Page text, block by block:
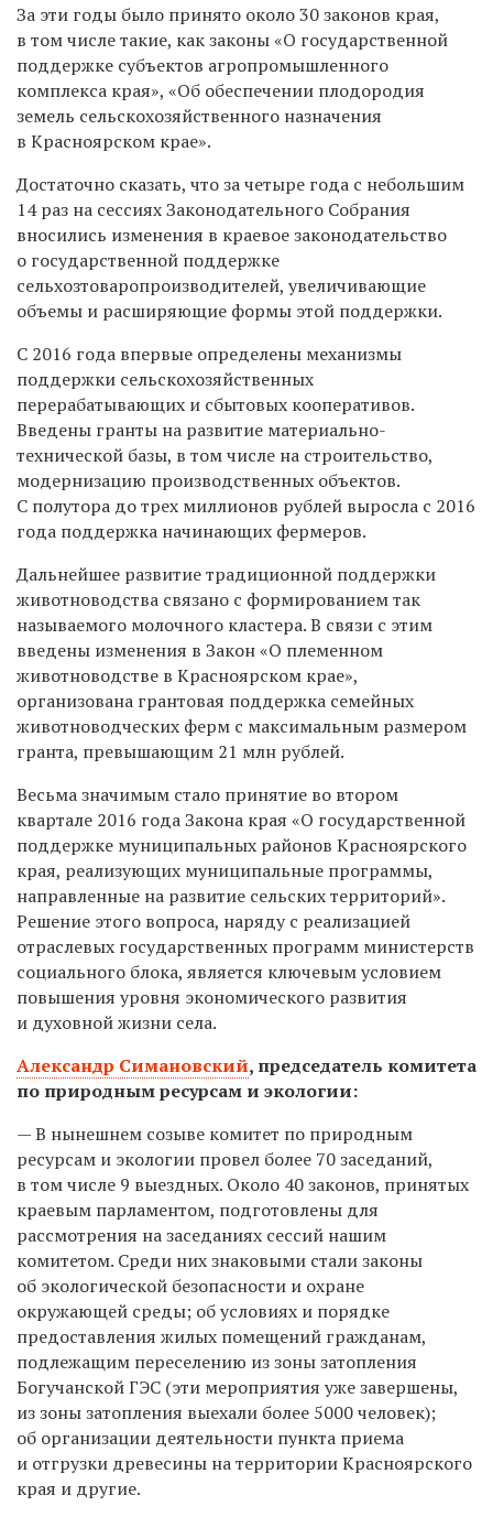
За эти годы было принято около 30 законов края,
в том числе такие, как законы «О государственной
поддержке субъектов агропромышленного
комплекса края», «Об обеспечении плодородия
земель сельскохозяйственного назначения
в Красноярском крае».
Достаточно сказать, что за четыре года с небольшим
14 раз на сессиях Законодательного Собрания
вносились изменения в краевое законодательство
о государственной поддержке
сельхозтоваропроизводителей, увеличивающие
объемы и расширяющие формы этой поддержки.
С 2016 года впервые определены механизмы
поддержки сельскохозяйственных
перерабатывающих и сбытовых кооперативов.
Введены гранты на развитие материально-
технической базы, в том числе на строительство,
модернизацию производственных объектов.
С полутора до трех миллионов рублей выросла с 2016
года поддержка начинающих фермеров.
Дальнейшее развитие традиционной поддержки
животноводства связано с формированием так
называемого молочного кластера. В связи с этим
введены изменения в Закон «О племенном
животноводстве в Красноярском крае»,
организована грантовая поддержка семейных
животноводческих ферм с максимальным размером
гранта, превышающим 21 млн рублей.
Весьма значимым стало принятие во втором
квартале 2016 года Закона края «О государственной
поддержке муниципальных районов Красноярского
края, реализующих муниципальные программы,
направленные на развитие сельских территорий».
Решение этого вопроса, наряду с реализацией
отраслевых государственных программ министерств
социального блока, является ключевым условием
повышения уровня экономического развития
и духовной жизни села.
Александр Симановский, председатель комитета
по природным ресурсам и экологии:
— В нынешнем созыве комитет по природным
ресурсам и экологии провел более 70 заседаний,
в том числе 9 выездных. Около 40 законов, принятых
краевым парламентом, подготовлены для
рассмотрения на заседаниях сессий нашим
комитетом. Среди них знаковыми стали законы
об экологической безопасности и охране
окружающей среды; об условиях и порядке
предоставления жилых помещений гражданам,
подлежащим переселению из зоны затопления
Богучанской ГЭС (эти мероприятия уже завершены,
из зоны затопления выехали более 5000 человек);
об организации деятельности пункта приема
и отгрузки древесины на территории Красноярского
края и другие.